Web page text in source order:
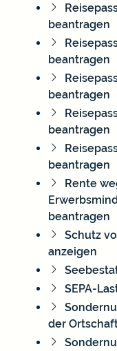
beantragen
beantragen
beantragen
beantragen
beantragen
Rente
beantragen
Schutz
anzeigen
SEPA-
der